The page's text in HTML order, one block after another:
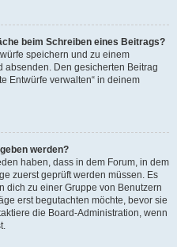
beim Schreiben eines Beitrags?
speichern und zu einem
absenden. Den gesicherten Beitrag
Entwürfe verwalten“ in deinem
werden?
haben, dass in dem Forum, in dem
zuerst geprüft werden müssen. Es
dich zu einer Gruppe von Benutzern
erst begutachten möchte, bevor sie
die Board-Administration, wenn